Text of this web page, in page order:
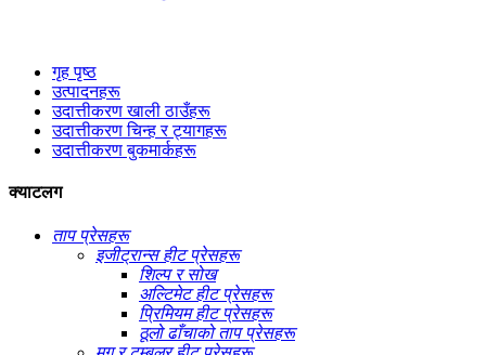
गृह पृष्ठ
उत्पादनहरू
उदात्तीकरण खाली ठाउँहरू
उदात्तीकरण चिन्ह र ट्यागहरू
उदात्तीकरण बुकमार्कहरू
क्याटलग
ताप प्रेसहरू
इजीट्रान्स हीट प्रेसहरू
शिल्प र सोख
अल्टिमेट हीट प्रेसहरू
प्रिमियम हीट प्रेसहरू
ठूलो ढाँचाको ताप प्रेसहरू